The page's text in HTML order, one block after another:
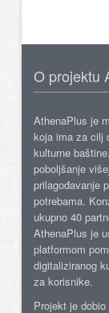
O projektu
AthenaPlus je
koja ima za cilj
kulturne
poboljšanje
prilagođavanje
potrebama.
ukupno 40
AthenaPlus je
platformom
digitaliziranog
za korisnike.
Projekt je